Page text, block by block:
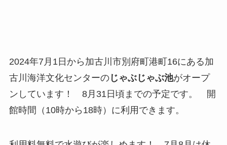
2024年7月1日から加古川市別府町港町16にある加
古川海洋文化センターのじゃぶじゃぶ池がオープ
ンしています！ 8月31日頃までの予定です。 開
館時間（10時から18時）に利用できます。